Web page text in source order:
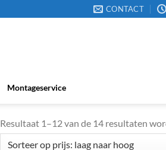
CONTACT
Montageservice
Resultaat 1–12 van de 14 resultaten